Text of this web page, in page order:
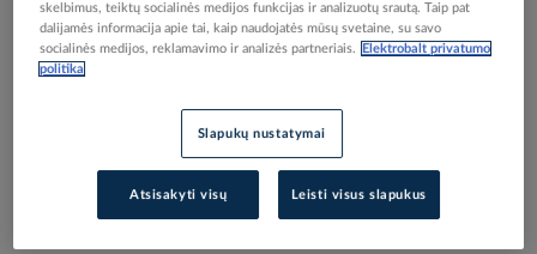
EAN kodas
5703466169322
Gamintojo prekės kodas
83030560
Įtraukti į palyginimą
skelbimus, teiktų socialinės medijos funkcijas ir analizuotų srautą. Taip pat
dalijamės informacija apie tai, kaip naudojatės mūsų svetaine, su savo
socialinės medijos, reklamavimo ir analizės partneriais.
Elektrobalt privatumo
politika
Slapukų nustatymai
Atsisakyti visų Leisti visus slapukus